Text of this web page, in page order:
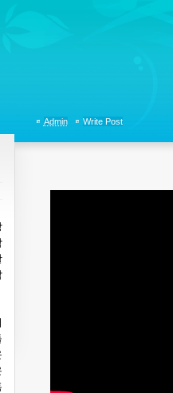
Admin Write Post